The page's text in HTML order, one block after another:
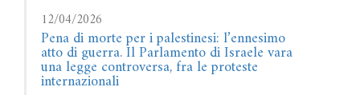
12/04/2026
Pena di morte per i palestinesi: l’ennesimo
atto di guerra. Il Parlamento di Israele vara
una legge controversa, fra le proteste
internazionali